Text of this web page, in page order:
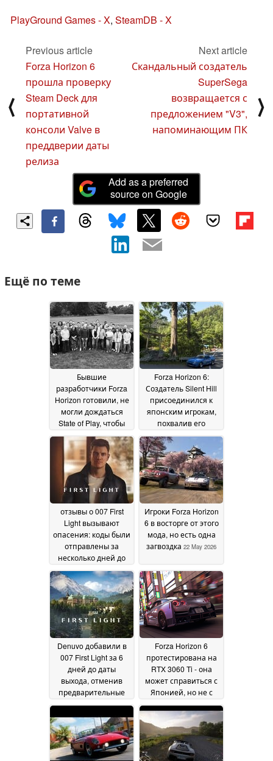
PlayGround Games - X, SteamDB - X
⟨
Previous article
Forza Horizon 6
прошла проверку
Steam Deck для
портативной
консоли Valve в
преддверии даты
релиза
Next article
Скандальный создатель
SuperSega
возвращается с
предложением "V3",
напоминающим ПК
⟩
Add as a preferred
source on Google
Ещё по теме
Бывшие
разработчики Forza
Horizon готовили, не
могли дождаться
State of Play, чтобы
раскрыть первый
AAA-проект28 May 2026
Forza Horizon 6:
Создатель Silent Hill
присоединился к
японским игрокам,
похвалив его
реалистичность25
May 2026
отзывы о 007 First
Light вызывают
опасения: коды были
отправлены за
несколько дней до
даты релиза24 May
2026
Игроки Forza Horizon
6 в восторге от этого
мода, но есть одна
загвоздка 22 May 2026
Denuvo добавили в
007 First Light за 6
дней до даты
выхода, отменив
предварительные
заказы22 May 2026
Forza Horizon 6
протестирована на
RTX 3060 Ti - она
может справиться с
Японией, но не с
трассировкой лучей
19 May 2026